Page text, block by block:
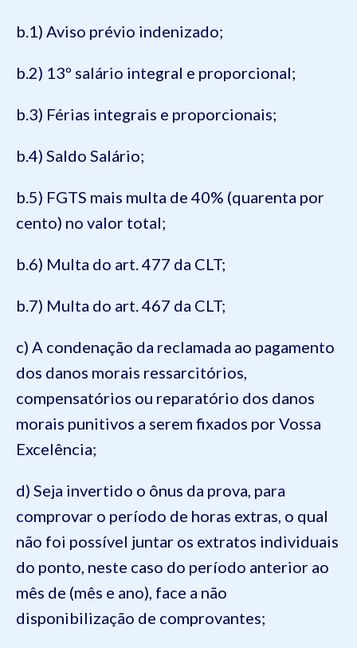
b.1) Aviso prévio indenizado;
b.2) 13º salário integral e proporcional;
b.3) Férias integrais e proporcionais;
b.4) Saldo Salário;
b.5) FGTS mais multa de 40% (quarenta por
cento) no valor total;
b.6) Multa do art. 477 da CLT;
b.7) Multa do art. 467 da CLT;
c) A condenação da reclamada ao pagamento
dos danos morais ressarcitórios,
compensatórios ou reparatório dos danos
morais punitivos a serem fixados por Vossa
Excelência;
d) Seja invertido o ônus da prova, para
comprovar o período de horas extras, o qual
não foi possível juntar os extratos individuais
do ponto, neste caso do período anterior ao
mês de (mês e ano), face a não
disponibilização de comprovantes;